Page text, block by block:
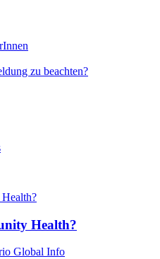
zu beachten?
Health?
Global Info